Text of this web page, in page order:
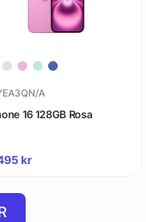
A
16 128GB Rosa
kr